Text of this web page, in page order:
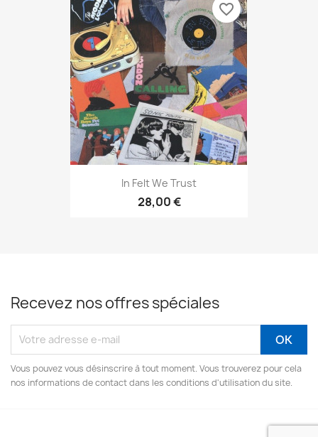
In Felt We Trust
28,00 €
favorite_border
Recevez nos offres spéciales
Vous pouvez vous désinscrire à tout moment. Vous trouverez pour cela
nos informations de contact dans les conditions d'utilisation du site.